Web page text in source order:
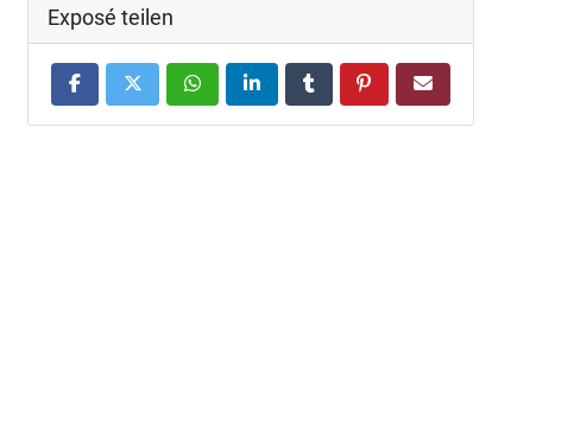
Exposé teilen